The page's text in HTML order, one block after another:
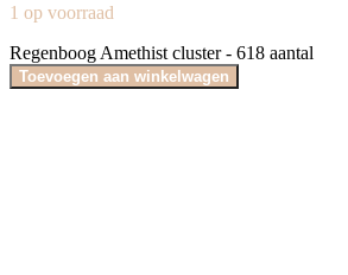
1 op voorraad
Regenboog Amethist cluster - 618 aantal
Toevoegen aan winkelwagen